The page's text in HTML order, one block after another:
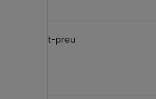
Qualitat-preu